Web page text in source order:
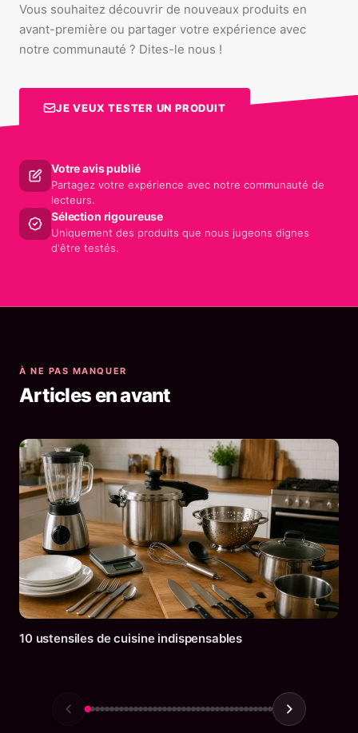
Vous souhaitez découvrir de nouveaux produits en
avant-première ou partager votre expérience avec
notre communauté ? Dites-le nous !
JE VEUX TESTER UN PRODUIT
Votre avis publié
Partagez votre expérience avec notre communauté de
lecteurs.
Sélection rigoureuse
Uniquement des produits que nous jugeons dignes
d'être testés.
À NE PAS MANQUER
Articles en avant
10 ustensiles de cuisine indispensables